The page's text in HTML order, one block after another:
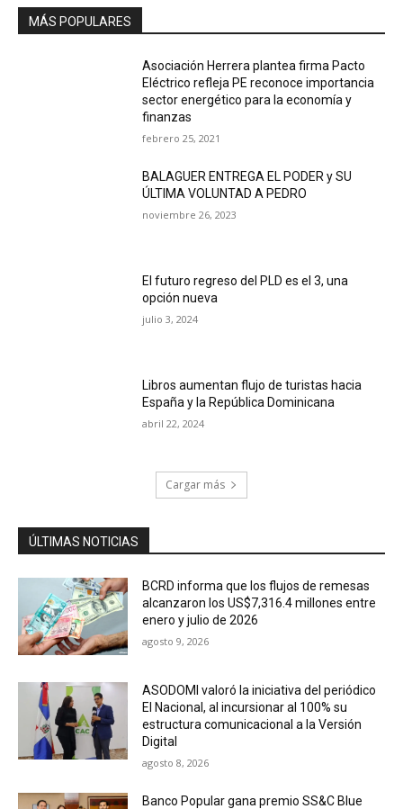
MÁS POPULARES
Asociación Herrera plantea firma Pacto
Eléctrico refleja PE reconoce importancia
sector energético para la economía y
finanzas
febrero 25, 2021
BALAGUER ENTREGA EL PODER y SU
ÚLTIMA VOLUNTAD A PEDRO
noviembre 26, 2023
El futuro regreso del PLD es el 3, una
opción nueva
julio 3, 2024
Libros aumentan flujo de turistas hacia
España y la República Dominicana
abril 22, 2024
Cargar más
ÚLTIMAS NOTICIAS
BCRD informa que los flujos de remesas
alcanzaron los US$7,316.4 millones entre
enero y julio de 2026
agosto 9, 2026
ASODOMI valoró la iniciativa del periódico
El Nacional, al incursionar al 100% su
estructura comunicacional a la Versión
Digital
agosto 8, 2026
Banco Popular gana premio SS&C Blue